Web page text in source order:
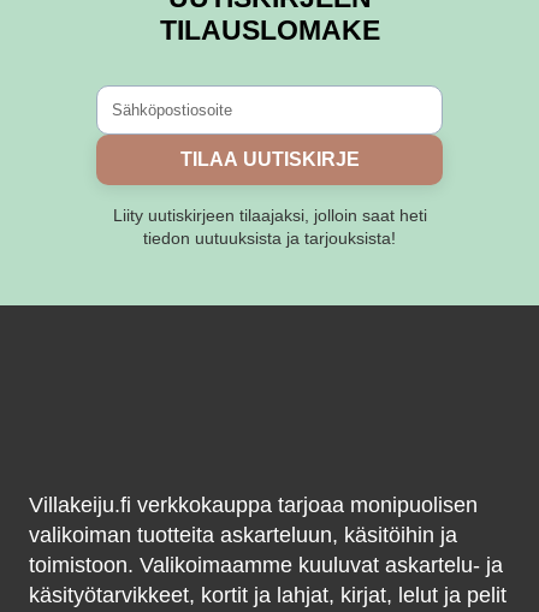
tuotteen
TILAUSLOMAKE
TILAA UUTISKIRJE
Liity uutiskirjeen tilaajaksi, jolloin saat heti
tiedon uutuuksista ja tarjouksista!
Villakeiju.fi verkkokauppa tarjoaa monipuolisen
valikoiman tuotteita askarteluun, käsitöihin ja
toimistoon. Valikoimaamme kuuluvat askartelu- ja
käsityötarvikkeet, kortit ja lahjat, kirjat, lelut ja pelit